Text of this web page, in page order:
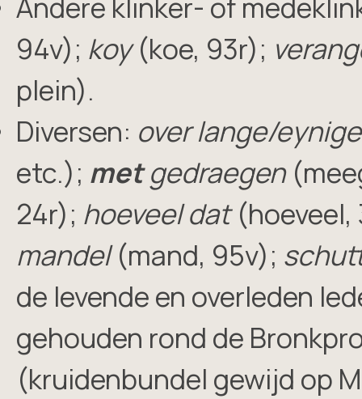
94v); koy(koe, 93r);
plein).
Diversen: over lange/
etc.); metgedraegen
24r); hoeveel dat(hoeveel,
mandel(mand, 95v);
de levende en overleden
gehouden rond de
(kruidenbundel gewijd op